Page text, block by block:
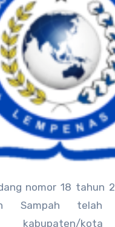
Sampah telah
kabupaten/kota